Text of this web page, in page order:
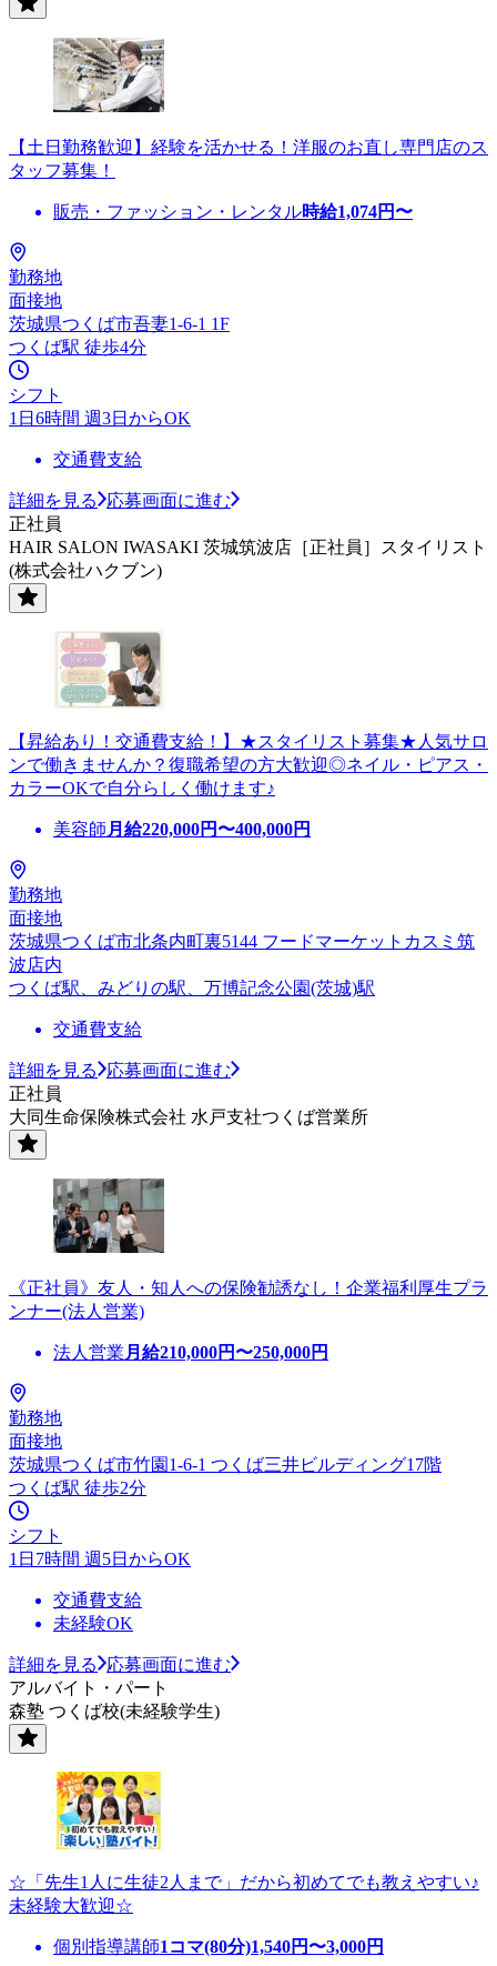
【土日勤務歓迎】経験を活かせる！洋服のお直し専門店のス
タッフ募集！
販売・ファッション・レンタル時給1,074円〜
勤務地
面接地
茨城県つくば市吾妻1-6-1 1F
つくば駅 徒歩4分
シフト
1日6時間 週3日からOK
交通費支給
詳細を見る
応募画面に進む
正社員
HAIR SALON IWASAKI 茨城筑波店［正社員］スタイリスト
(株式会社ハクブン)
【昇給あり！交通費支給！】★スタイリスト募集★人気サロ
ンで働きませんか？復職希望の方大歓迎◎ネイル・ピアス・
カラーOKで自分らしく働けます♪
美容師 月給220,000円〜400,000円
勤務地
面接地
茨城県つくば市北条内町裏5144 フードマーケットカスミ筑
波店内
つくば駅、みどりの駅、万博記念公園(茨城)駅
交通費支給
詳細を見る
応募画面に進む
正社員
大同生命保険株式会社 水戸支社つくば営業所
《正社員》友人・知人への保険勧誘なし！企業福利厚生プラ
ンナー(法人営業)
法人営業 月給210,000円〜250,000円
勤務地
面接地
茨城県つくば市竹園1-6-1 つくば三井ビルディング17階
つくば駅 徒歩2分
シフト
1日7時間 週5日からOK
交通費支給
未経験OK
詳細を見る
応募画面に進む
アルバイト・パート
森塾 つくば校(未経験学生)
☆「先生1人に生徒2人まで」だから初めてでも教えやすい♪
未経験大歓迎☆
個別指導講師1コマ(80分)1,540円〜3,000円